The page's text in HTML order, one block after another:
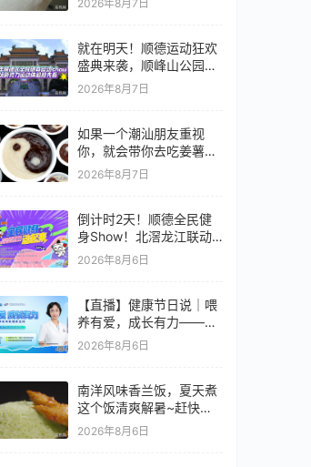
2026年8月7日
就在明天！顺德运动狂欢
盛典来袭，顺峰山公园等
你来战！
2026年8月7日
如果一个潮汕朋友重视
你，就会带你去吃姜薯。
@我的潮汕朋友，问问他
广的味道 #
2026年8月7日
倒计时2天！顺德全民健
身Show！北滘龙江联动
燃爆全城
2026年8月6日
【直播】健康节日说｜喂
养有爱，成长有力——每
个母婴家庭都享有母乳喂
2026年8月6日
南洋风味香兰饭，夏天煮
这个饭清爽解暑~赶快学
起来吧~#全世界中国味 #
2026年8月6日